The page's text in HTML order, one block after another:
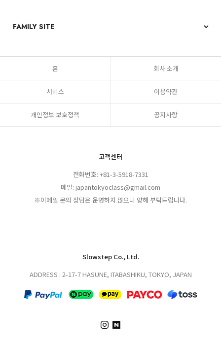
홈 회사 소개
서비스 이용약관
개인정보 보호정책 공지사항
고객센터
전화번호: +81-3-5918-7331
메일: japantokyoclass@gmail.com
※이메일 문의 상담은 운영하지 않으니 양해 부탁드립니다.
Slowstep Co., Ltd.
ADDRESS : 2-17-7 HASUNE, ITABASHIKU, TOKYO, JAPAN